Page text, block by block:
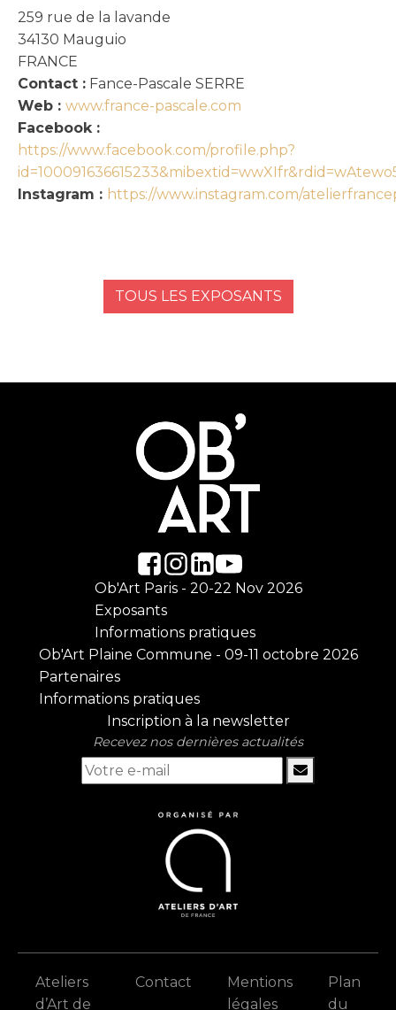
259 rue de la lavande
34130 Mauguio
FRANCE
Contact : Fance-Pascale SERRE
Web : www.france-pascale.com
Facebook :
https://www.facebook.com/profile.php?
Instagram : https://www.instagram.com/
TOUS LES EXPOSANTS
Ob'Art Paris - 20-22 Nov 2026
Exposants
Informations pratiques
Ob'Art Plaine Commune - 09-11 octobre 2026
Partenaires
Informations pratiques
Inscription à la newsletter
Recevez nos dernières actualités
Ateliers
d’Art de
Contact
Mentions
légales
Plan
du